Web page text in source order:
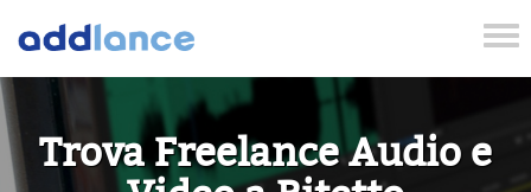
Trova Freelance Audio e